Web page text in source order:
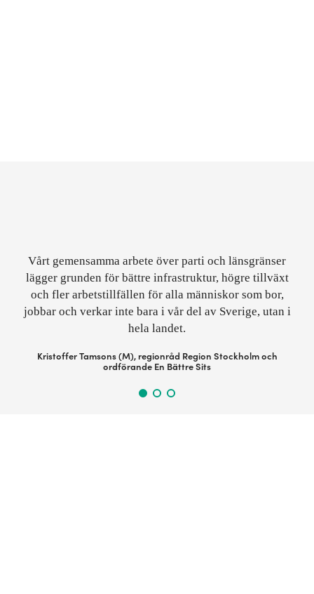
Vårt gemensamma arbete över parti och länsgränser
lägger grunden för bättre infrastruktur, högre tillväxt
och fler arbetstillfällen för alla människor som bor,
jobbar och verkar inte bara i vår del av Sverige, utan i
hela landet.
Kristoffer Tamsons (M), regionråd Region Stockholm och
ordförande En Bättre Sits